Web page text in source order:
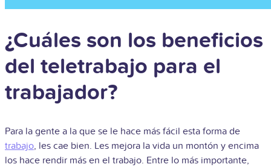
¿Cuáles son los beneficios
del teletrabajo para el
trabajador?
Para la gente a la que se le hace más fácil esta forma de
trabajo, les cae bien. Les mejora la vida un montón y encima
los hace rendir más en el trabajo. Entre lo más importante,